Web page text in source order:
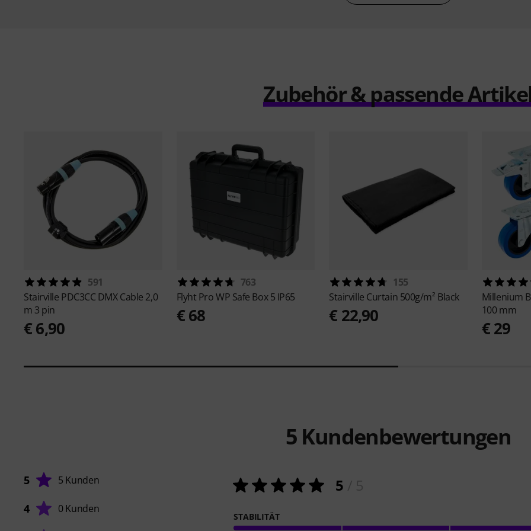
Zubehör & passende
591
Stairville PDC3CC DMX Cable 2,0
m 3 pin
€ 6,90
763
Flyht ProWP Safe Box 5 IP65
€ 68
155
Stairville Curtain 500g/m² Black
€ 22,90
Millenium
100 mm
€ 29
5 Kundenbewertungen
5 5 Kunden
4 0 Kunden
5
STABILITÄT